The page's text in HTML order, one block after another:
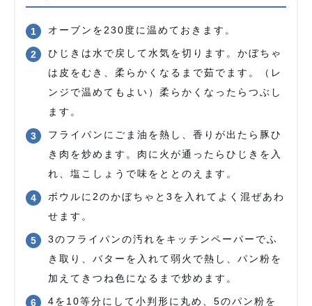
オーブンを230度に温めておきます。
ひじきは水で戻して水気を切ります。かぼちゃ
は皮をむき、柔らかくなるまで茹でます。（レ
ンジで温めてもよい）柔らかくなったらつぶし
ます。
フライパンにごま油を熱し、香りが出たら豚ひ
き肉を炒めます。肉に火が通ったらひじきを入
れ、塩こしょうで味をととのえます。
ボウルに2のかぼちゃと3を入れてよく混ぜあわ
せます。
3のフライパンの汚れをキッチンペーパーでふ
き取り、バターを入れて弱火で熱し、パン粉を
加えてきつね色になるまで炒めます。
4を10等分にして小判形に丸め、5のパン粉を